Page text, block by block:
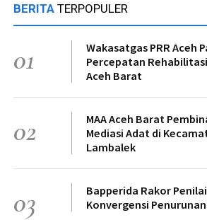
BERITA TERPOPULER
01
Wakasatgas PRR Aceh
Percepatan
Aceh Barat
02
MAA Aceh Barat
Mediasi Adat di
Lambalek
03
Bapperida Rakor
Konvergensi